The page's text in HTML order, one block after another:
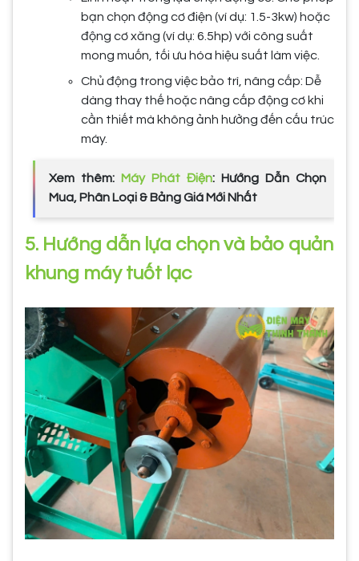
bạn chọn động cơ điện (ví dụ: 1.5-3kw) hoặc
động cơ xăng (ví dụ: 6.5hp) với công suất
mong muốn, tối ưu hóa hiệu suất làm việc.
Chủ động trong việc bảo trì, nâng cấp: Dễ
dàng thay thế hoặc nâng cấp động cơ khi
cần thiết mà không ảnh hưởng đến cấu trúc
máy.
Xem thêm: Máy Phát Điện: Hướng Dẫn Chọn
Mua, Phân Loại & Bảng Giá Mới Nhất
5. Hướng dẫn lựa chọn và bảo quản
khung máy tuốt lạc